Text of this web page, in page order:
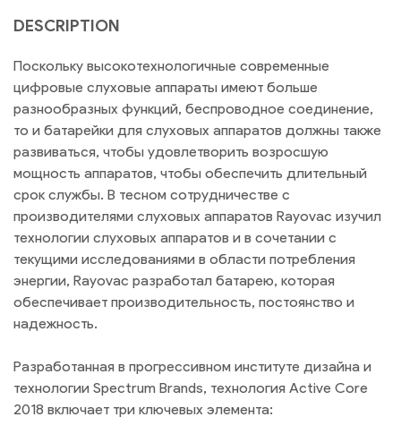
DESCRIPTION
Поскольку высокотехнологичные современные
цифровые слуховые аппараты имеют больше
разнообразных функций, беспроводное соединение,
то и батарейки для слуховых аппаратов должны также
развиваться, чтобы удовлетворить возросшую
мощность аппаратов, чтобы обеспечить длительный
срок службы. В тесном сотрудничестве с
производителями слуховых аппаратов Rayovac изучил
технологии слуховых аппаратов и в сочетании с
текущими исследованиями в области потребления
энергии, Rayovac разработал батарею, которая
обеспечивает производительность, постоянство и
надежность.
Разработанная в прогрессивном институте дизайна и
технологии Spectrum Brands, технология Active Core
2018 включает три ключевых элемента: